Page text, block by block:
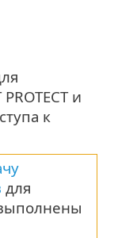
и
к
для